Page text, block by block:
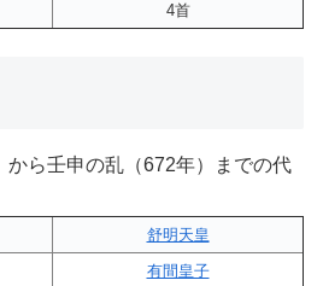
4首
から壬申の乱（672年）までの代
舒明天皇
有間皇子